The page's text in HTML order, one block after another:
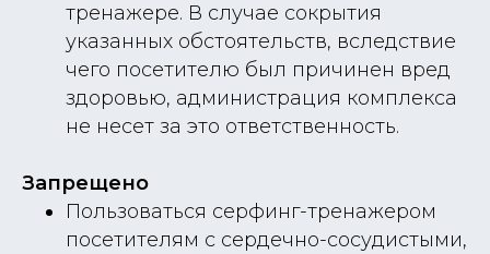
тренажере. В случае сокрытия
указанных обстоятельств, вследствие
чего посетителю был причинен вред
здоровью, администрация комплекса
не несет за это ответственность.
Запрещено
Пользоваться серфинг-тренажером
посетителям с сердечно-сосудистыми,